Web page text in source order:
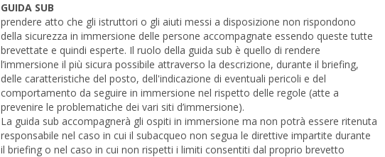
GUIDA SUB
prendere atto che gli istruttori o gli aiuti messi a disposizione non rispondono
della sicurezza in immersione delle persone accompagnate essendo queste tutte
brevettate e quindi esperte. Il ruolo della guida sub è quello di rendere
l’immersione il più sicura possibile attraverso la descrizione, durante il briefing,
delle caratteristiche del posto, dell'indicazione di eventuali pericoli e del
comportamento da seguire in immersione nel rispetto delle regole (atte a
prevenire le problematiche dei vari siti d’immersione).
La guida sub accompagnerà gli ospiti in immersione ma non potrà essere ritenuta
responsabile nel caso in cui il subacqueo non segua le direttive impartite durante
il briefing o nel caso in cui non rispetti i limiti consentiti dal proprio brevetto